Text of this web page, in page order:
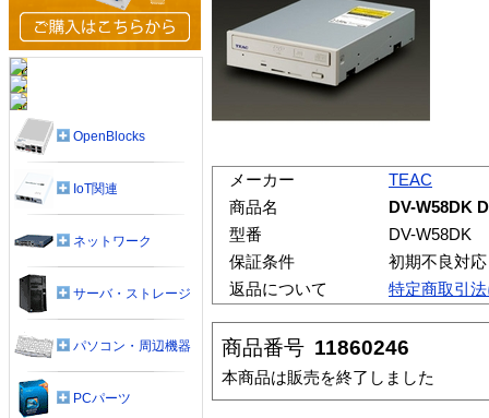
メーカー
TEAC
商品名
DV-W58DK
型番
DV-W58DK
保証条件
初期不良対
返品について
特定商取引
商品番号 11860246
本商品は販売を終了しました
OpenBlocks
IoT関連
ネットワーク
サーバ・ストレージ
パソコン・周辺機器
PCパーツ